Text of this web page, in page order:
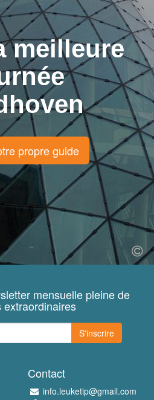
meilleure
propre guide
mensuelle pleine de
extraordinaires
S'inscrire
Contact
info.leuketip@gmail.com